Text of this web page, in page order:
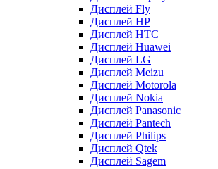
Дисплей Fly
Дисплей HP
Дисплей HTC
Дисплей Huawei
Дисплей LG
Дисплей Meizu
Дисплей Motorola
Дисплей Nokia
Дисплей Panasonic
Дисплей Pantech
Дисплей Philips
Дисплей Qtek
Дисплей Sagem